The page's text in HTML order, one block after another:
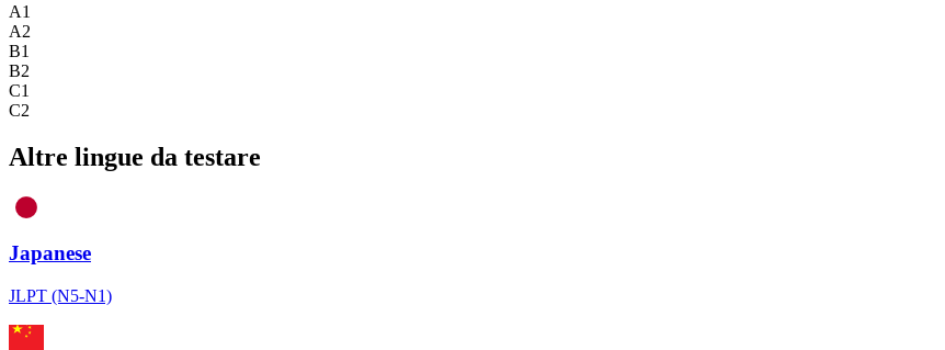
A1
A2
B1
B2
C1
C2
Altre lingue da testare
Japanese
JLPT (N5-N1)